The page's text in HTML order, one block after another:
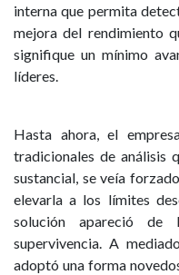
interna que permita
mejora del rendimiento
signifique un mínimo
líderes.
Hasta ahora, el
tradicionales de análisis
sustancial, se veía
elevarla a los límites
solución apareció
supervivencia. A
adoptó una forma